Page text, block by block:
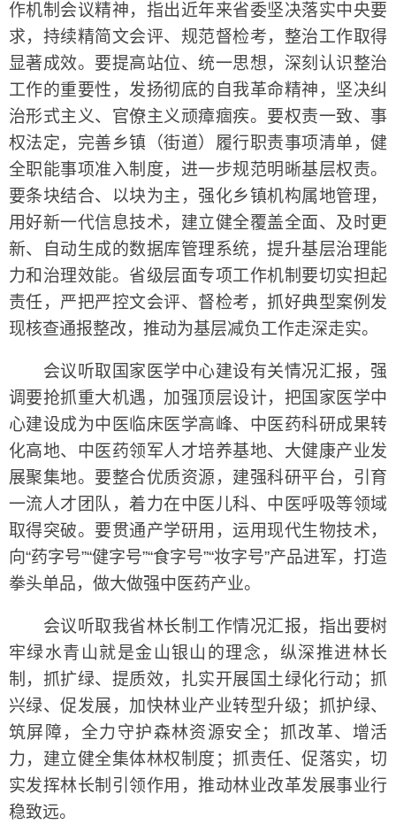
作机制会议精神，指出近年来省委坚决落实中央要
求，持续精简文会评、规范督检考，整治工作取得
显著成效。要提高站位、统一思想，深刻认识整治
工作的重要性，发扬彻底的自我革命精神，坚决纠
治形式主义、官僚主义顽瘴痼疾。要权责一致、事
权法定，完善乡镇（街道）履行职责事项清单，健
全职能事项准入制度，进一步规范明晰基层权责。
要条块结合、以块为主，强化乡镇机构属地管理，
用好新一代信息技术，建立健全覆盖全面、及时更
新、自动生成的数据库管理系统，提升基层治理能
力和治理效能。省级层面专项工作机制要切实担起
责任，严把严控文会评、督检考，抓好典型案例发
现核查通报整改，推动为基层减负工作走深走实。
会议听取国家医学中心建设有关情况汇报，强
调要抢抓重大机遇，加强顶层设计，把国家医学中
心建设成为中医临床医学高峰、中医药科研成果转
化高地、中医药领军人才培养基地、大健康产业发
展聚集地。要整合优质资源，建强科研平台，引育
一流人才团队，着力在中医儿科、中医呼吸等领域
取得突破。要贯通产学研用，运用现代生物技术，
向“药字号”“健字号”“食字号”“妆字号”产品进军，打造
拳头单品，做大做强中医药产业。
会议听取我省林长制工作情况汇报，指出要树
牢绿水青山就是金山银山的理念，纵深推进林长
制，抓扩绿、提质效，扎实开展国土绿化行动；抓
兴绿、促发展，加快林业产业转型升级；抓护绿、
筑屏障，全力守护森林资源安全；抓改革、增活
力，建立健全集体林权制度；抓责任、促落实，切
实发挥林长制引领作用，推动林业改革发展事业行
稳致远。